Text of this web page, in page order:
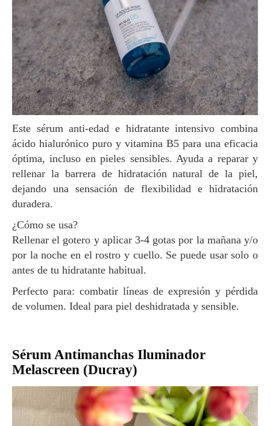
Este sérum anti-edad e hidratante intensivo combina
ácido hialurónico puro y vitamina B5 para una eficacia
óptima, incluso en pieles sensibles. Ayuda a reparar y
rellenar la barrera de hidratación natural de la piel,
dejando una sensación de flexibilidad e hidratación
duradera.
¿Cómo se usa?
Rellenar el gotero y aplicar 3-4 gotas por la mañana y/o
por la noche en el rostro y cuello. Se puede usar solo o
antes de tu hidratante habitual.
Perfecto para: combatir líneas de expresión y pérdida
de volumen. Ideal para piel deshidratada y sensible.
Sérum Antimanchas Iluminador
Melascreen (Ducray)